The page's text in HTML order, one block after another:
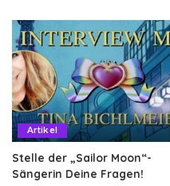
Artikel
Stelle der „Sailor Moon“-
Sängerin Deine Fragen!